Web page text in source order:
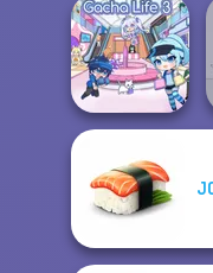
Cupcake Shop
Gacha Life 3